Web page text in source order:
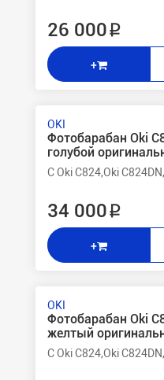
26 000 ₽
+
OKI
Фотобарабан Oki
голубой
C Oki C824,Oki
34 000 ₽
+
OKI
Фотобарабан Oki
желтый
C Oki C824,Oki